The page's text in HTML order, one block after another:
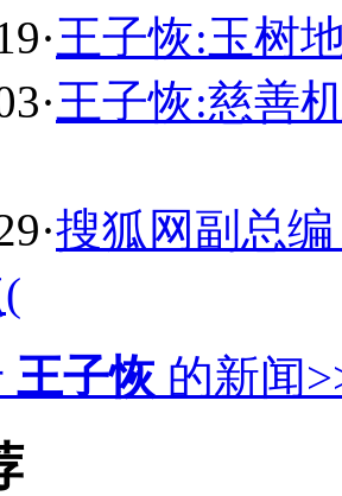
·王子恢:玉树
·王子恢:慈善
·搜狐网副总
王子恢 的新闻